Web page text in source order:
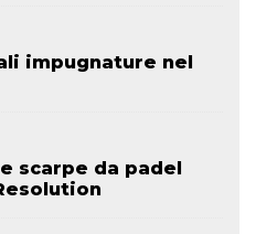
impugnature nel
scarpe da padel